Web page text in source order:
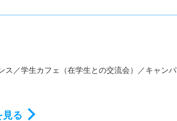
ス／学生カフェ（在学生との交流会）／キャンパ
見る